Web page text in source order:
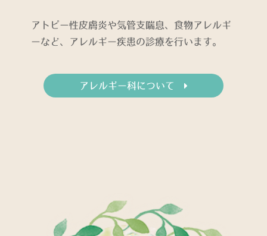
アトピー性皮膚炎や気管支喘息、食物アレルギ
ーなど、アレルギー疾患の診療を行います。
アレルギー科について